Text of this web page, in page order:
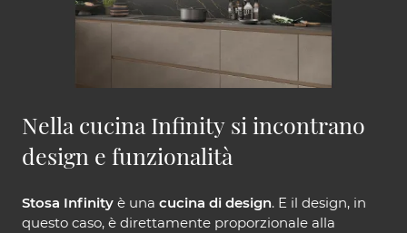
Nella cucina Infinity si incontrano
design e funzionalità
Stosa Infinity è una cucina di design. E il design, in
questo caso, è direttamente proporzionale alla